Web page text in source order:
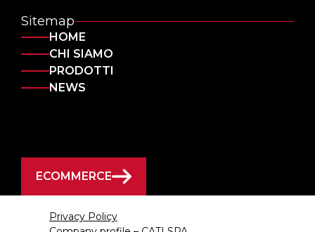
Sitemap
HOME
CHI SIAMO
PRODOTTI
NEWS
ECOMMERCE
Privacy Policy